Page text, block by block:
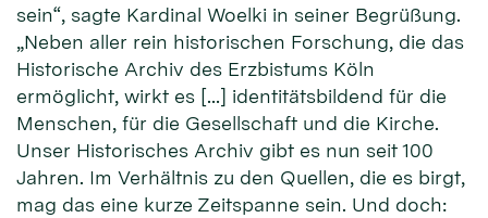
sein“, sagte Kardinal Woelki in seiner Begrüßung.
„Neben aller rein historischen Forschung, die das
Historische Archiv des Erzbistums Köln
ermöglicht, wirkt es […] identitätsbildend für die
Menschen, für die Gesellschaft und die Kirche.
Unser Historisches Archiv gibt es nun seit 100
Jahren. Im Verhältnis zu den Quellen, die es birgt,
mag das eine kurze Zeitspanne sein. Und doch: